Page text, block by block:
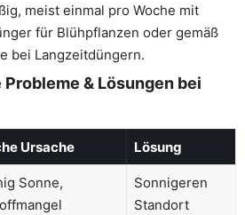
meist einmal pro Woche mit
für Blühpflanzen oder gemäß
bei Langzeitdüngern.
& Lösungen bei
Ursache Lösung
Sonne,
Sonnigeren
Standort